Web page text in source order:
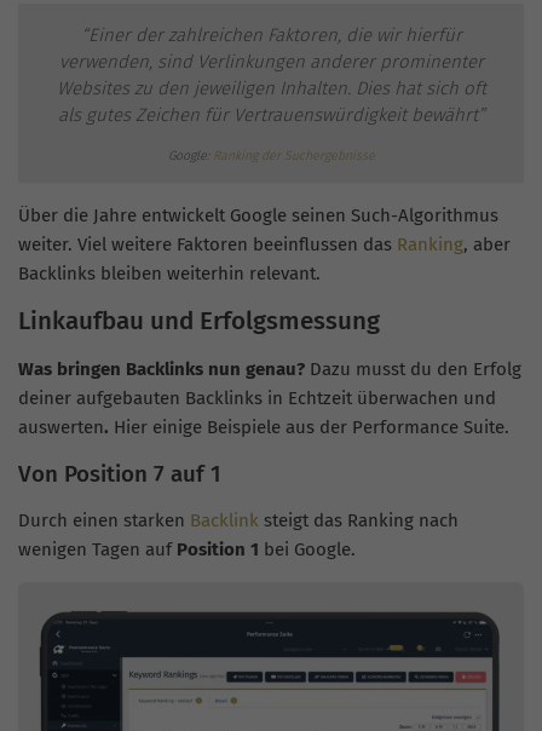
“Einer der zahlreichen Faktoren, die wir hierfür
verwenden, sind Verlinkungen anderer prominenter
Websites zu den jeweiligen Inhalten. Dies hat sich oft
als gutes Zeichen für Vertrauenswürdigkeit bewährt”
Google: Ranking der Suchergebnisse
Über die Jahre entwickelt Google seinen Such-Algorithmus
weiter. Viel weitere Faktoren beeinflussen das Ranking, aber
Backlinks bleiben weiterhin relevant.
Linkaufbau und Erfolgsmessung
Was bringen Backlinks nun genau? Dazu musst du den Erfolg
deiner aufgebauten Backlinks in Echtzeit überwachen und
auswerten. Hier einige Beispiele aus der Performance Suite.
Von Position 7 auf 1
Durch einen starken Backlink steigt das Ranking nach
wenigen Tagen auf Position 1 bei Google.